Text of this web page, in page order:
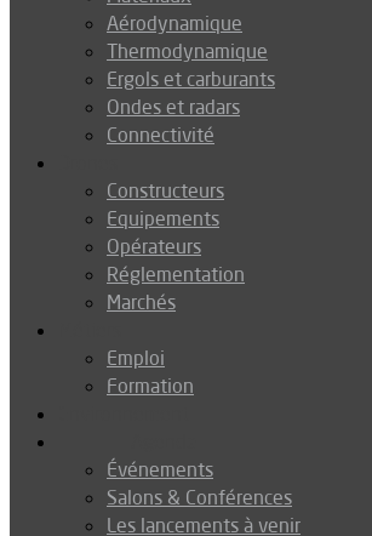
Aérodynamique
Thermodynamique
Ergols et carburants
Ondes et radars
Connectivité
Constructeurs
Equipements
Opérateurs
Réglementation
Marchés
Emploi
Formation
Événements
Salons & Conférences
Les lancements à venir